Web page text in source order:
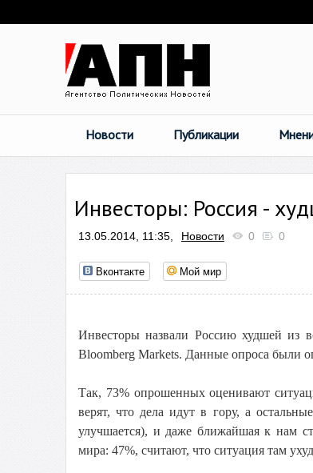
Новости Публикации
Инвесторы: Россия -
13.05.2014, 11:35, Новости 0 0
Вконтакте Мой мир
Инвесторы назвали Россию худшей из
Bloomberg Markets. Данные опроса были
Так, 73% опрошенных оценивают
верят, что дела идут в гору, а
улучшается), и даже ближайшая к нам
мира: 47%, считают, что ситуация там